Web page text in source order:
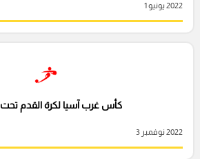
2022 يونيو 1
كأس غرب آسيا لكرة القدم تحت 23 سنة
2022 نوفمبر 3